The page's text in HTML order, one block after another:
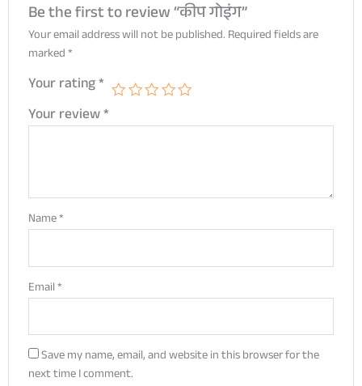
Be the first to review “कीप गोइंग”
Your email address will not be published. Required fields are
marked*
Your rating*
Your review*
Name*
Email*
Save my name, email, and website in this browser for the
next time I comment.